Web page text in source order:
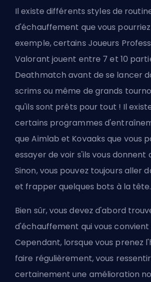
Il existe différents styles de
d'échauffement que vous pourriez
exemple, certains Joueurs
Valorant jouent entre 7 et 10
Deathmatch avant de se lancer
scrims ou même de grands
qu'ils sont prêts pour tout ! Il
certains programmes
que Aimlab et Kovaaks que vous
essayer de voir s'ils vous donnent
Sinon, vous pouvez toujours aller
et frapper quelques bots à la tête.
Bien sûr, vous devez d'abord
d'échauffement qui vous convient
Cependant, lorsque vous prenez
faire régulièrement, vous
certainement une amélioration